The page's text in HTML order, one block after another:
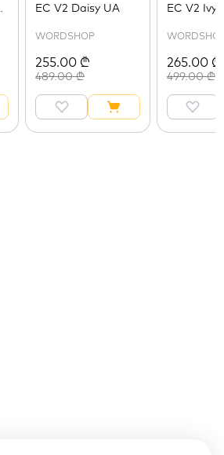
EC V2 Daisy UA
WORDSHOP
255.00 ₾
489.00 ₾
EC V2 Ivy
265.00 ₾
499.00 ₾